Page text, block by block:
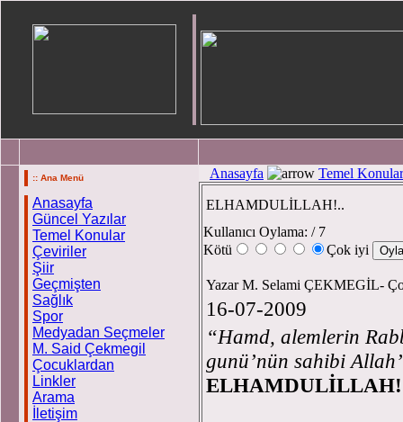
:: Ana Menü
Anasayfa
Güncel Yazılar
Temel Konular
Çeviriler
Şiir
Geçmişten
Sağlık
Spor
Medyadan Seçmeler
M. Said Çekmegil
Çocuklardan
Linkler
Arama
İletişim
Anasayfa Temel Konular
ELHAMDULİLLAH!..
Kullanıcı Oylama: / 7
Kötü
Çok iyi
Yazar M. Selami ÇEKMEGİL-
16-07-2009
“Hamd, alemlerin
gunü’nün sahibi